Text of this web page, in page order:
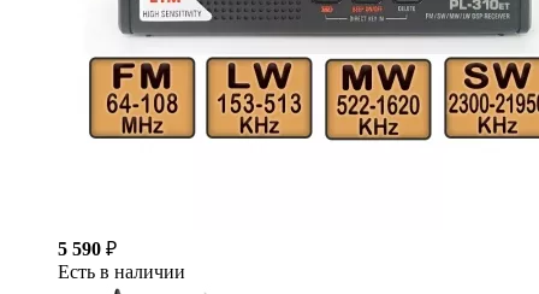
5 590 ₽
Есть в наличии